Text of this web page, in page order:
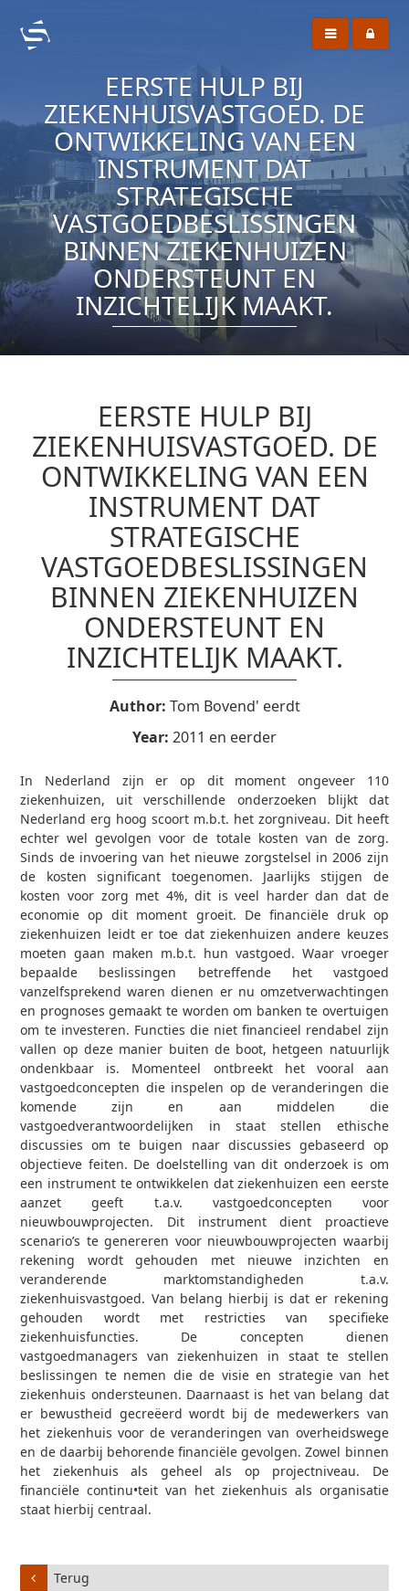
EERSTE HULP BIJ
ZIEKENHUISVASTGOED. DE
ONTWIKKELING VAN EEN
INSTRUMENT DAT
STRATEGISCHE
VASTGOEDBESLISSINGEN
BINNEN ZIEKENHUIZEN
ONDERSTEUNT EN
INZICHTELIJK MAAKT.
EERSTE HULP BIJ
ZIEKENHUISVASTGOED. DE
ONTWIKKELING VAN EEN
INSTRUMENT DAT
STRATEGISCHE
VASTGOEDBESLISSINGEN
BINNEN ZIEKENHUIZEN
ONDERSTEUNT EN
INZICHTELIJK MAAKT.
Author: Tom Bovend' eerdt
Year: 2011 en eerder
In Nederland zijn er op dit moment ongeveer 110
ziekenhuizen, uit verschillende onderzoeken blijkt dat
Nederland erg hoog scoort m.b.t. het zorgniveau. Dit heeft
echter wel gevolgen voor de totale kosten van de zorg.
Sinds de invoering van het nieuwe zorgstelsel in 2006 zijn
de kosten significant toegenomen. Jaarlijks stijgen de
kosten voor zorg met 4%, dit is veel harder dan dat de
economie op dit moment groeit. De financiële druk op
ziekenhuizen leidt er toe dat ziekenhuizen andere keuzes
moeten gaan maken m.b.t. hun vastgoed. Waar vroeger
bepaalde beslissingen betreffende het vastgoed
vanzelfsprekend waren dienen er nu omzetverwachtingen
en prognoses gemaakt te worden om banken te overtuigen
om te investeren. Functies die niet financieel rendabel zijn
vallen op deze manier buiten de boot, hetgeen natuurlijk
ondenkbaar is. Momenteel ontbreekt het vooral aan
vastgoedconcepten die inspelen op de veranderingen die
komende zijn en aan middelen die
vastgoedverantwoordelijken in staat stellen ethische
discussies om te buigen naar discussies gebaseerd op
objectieve feiten. De doelstelling van dit onderzoek is om
een instrument te ontwikkelen dat ziekenhuizen een eerste
aanzet geeft t.a.v. vastgoedconcepten voor
nieuwbouwprojecten. Dit instrument dient proactieve
scenario’s te genereren voor nieuwbouwprojecten waarbij
rekening wordt gehouden met nieuwe inzichten en
veranderende marktomstandigheden t.a.v.
ziekenhuisvastgoed. Van belang hierbij is dat er rekening
gehouden wordt met restricties van specifieke
ziekenhuisfuncties. De concepten dienen
vastgoedmanagers van ziekenhuizen in staat te stellen
beslissingen te nemen die de visie en strategie van het
ziekenhuis ondersteunen. Daarnaast is het van belang dat
er bewustheid gecreëerd wordt bij de medewerkers van
het ziekenhuis voor de veranderingen van overheidswege
en de daarbij behorende financiële gevolgen. Zowel binnen
het ziekenhuis als geheel als op projectniveau. De
financiële continu•teit van het ziekenhuis als organisatie
staat hierbij centraal.
Terug